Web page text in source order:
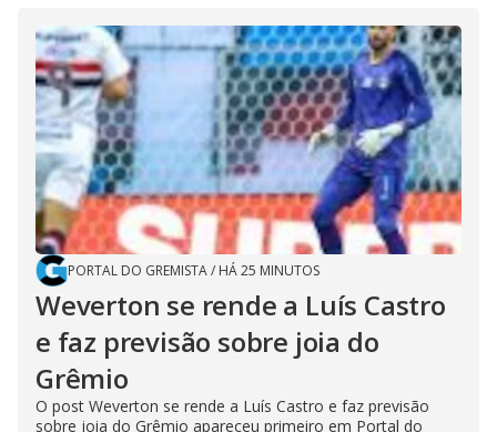
PORTAL DO GREMISTA/ HÁ 25 MINUTOS
Weverton se rende a Luís Castro
e faz previsão sobre joia do
Grêmio
O post Weverton se rende a Luís Castro e faz previsão
sobre joia do Grêmio apareceu primeiro em Portal do